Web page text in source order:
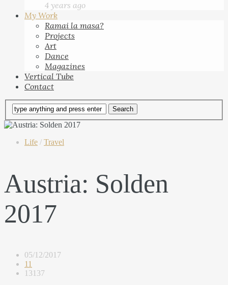
4 years ago
My Work
Ramai la masa?
Projects
Art
Dance
Magazines
Vertical Tube
Contact
Life / Travel
Austria: Solden
2017
05/12/2017
11
13137